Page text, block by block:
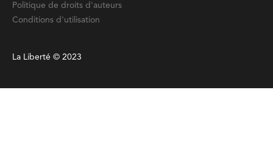
Politique de droits d'auteurs
Conditions d'utilisation
La Liberté © 2023